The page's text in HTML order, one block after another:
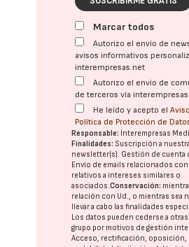
Marcar todos
Autorizo el envío de
avisos informativos
interempresas.net
Autorizo el envío de
de terceros vía
He leído y acepto el
Política de Protección de
Responsable: Interempresas
Finalidades: Suscripción a
newsletter(s). Gestión de cuenta
Envío de emails relacionados con
relativos a intereses similares o
asociados.Conservación:
relación con Ud., o mientras sea
llevar a cabo las finalidades
Los datos pueden cederse a otras
grupo por motivos de gestión
Acceso, rectificación, oposición,